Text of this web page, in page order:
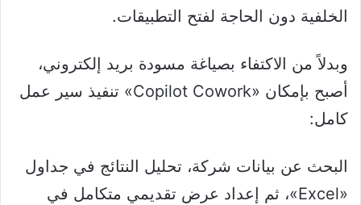
الخلفية دون الحاجة لفتح التطبيقات.
وبدلاً من الاكتفاء بصياغة مسودة بريد إلكتروني،
أصبح بإمكان «Copilot Cowork» تنفيذ سير عمل
كامل:
البحث عن بيانات شركة، تحليل النتائج في جداول
«Excel»، ثم إعداد عرض تقديمي متكامل في